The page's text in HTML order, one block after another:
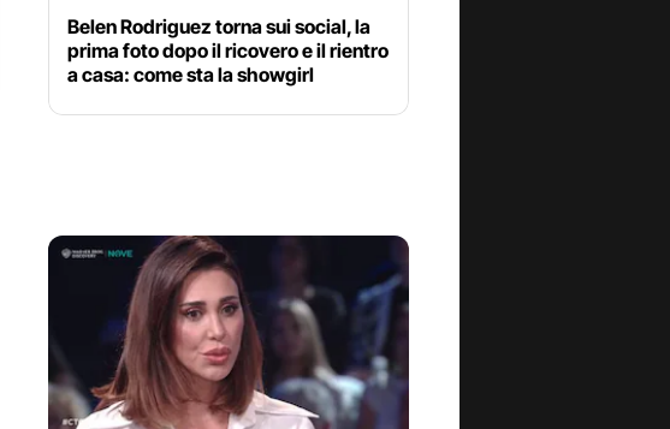
Belen Rodriguez torna sui social, la
prima foto dopo il ricovero e il rientro
a casa: come sta la showgirl